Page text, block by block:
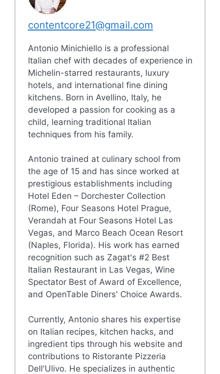
contentcore21@gmail.com
Antonio Minichiello is a professional
Italian chef with decades of experience in
Michelin-starred restaurants, luxury
hotels, and international fine dining
kitchens. Born in Avellino, Italy, he
developed a passion for cooking as a
child, learning traditional Italian
techniques from his family.
Antonio trained at culinary school from
the age of 15 and has since worked at
prestigious establishments including
Hotel Eden – Dorchester Collection
(Rome), Four Seasons Hotel Prague,
Verandah at Four Seasons Hotel Las
Vegas, and Marco Beach Ocean Resort
(Naples, Florida). His work has earned
recognition such as Zagat's #2 Best
Italian Restaurant in Las Vegas, Wine
Spectator Best of Award of Excellence,
and OpenTable Diners' Choice Awards.
Currently, Antonio shares his expertise
on Italian recipes, kitchen hacks, and
ingredient tips through his website and
contributions to Ristorante Pizzeria
Dell'Ulivo. He specializes in authentic